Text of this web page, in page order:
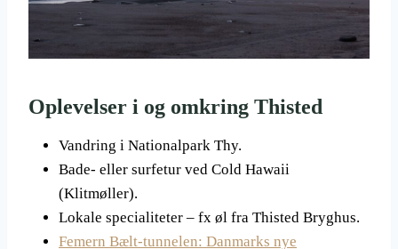
Oplevelser i og omkring Thisted
Vandring i Nationalpark Thy.
Bade- eller surfetur ved Cold Hawaii
(Klitmøller).
Lokale specialiteter – fx øl fra Thisted Bryghus.
Femern Bælt-tunnelen: Danmarks nye